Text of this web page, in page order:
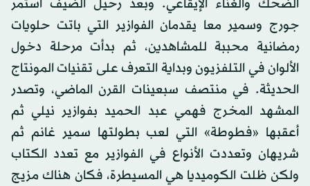
الضحك والغناء الإيقاعي. وبعد رحيل الضيف استمر
جورج وسمير معا يقدمان الفوازير التي باتت حلويات
رمضانية محببة للمشاهدين، ثم بدأت مرحلة دخول
الألوان في التلفزيون وبداية التعرف على تقنيات المونتاج
الحديثة. في منتصف سبعينات القرن الماضي، وتصدر
المشهد المخرج فهمي عبد الحميد بفوازير نيلي ثم
أعقبها «فطوطة» التي لعب بطولتها سمير غانم ثم
شريهان وتعددت الأنواع في الفوازير مع تعدد الكتاب
ولكن ظلت الكوميديا هي المسيطرة، فكان هناك مزيج